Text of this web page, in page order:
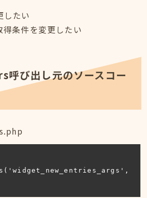
したい
得条件を変更したい
び出し元のソースコー